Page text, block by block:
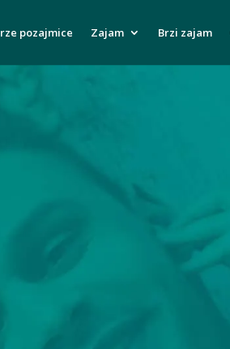
pozajmice Zajam Brzi zajam